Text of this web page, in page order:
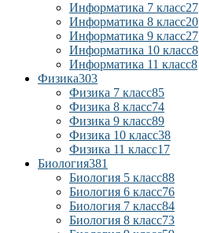
Информатика 7 класс27
Информатика 8 класс20
Информатика 9 класс27
Информатика 10 класс8
Информатика 11 класс8
Физика303
Физика 7 класс85
Физика 8 класс74
Физика 9 класс89
Физика 10 класс38
Физика 11 класс17
Биология381
Биология 5 класс88
Биология 6 класс76
Биология 7 класс84
Биология 8 класс73